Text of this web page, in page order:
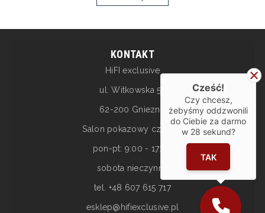
KONTAKT
HiFI exclusive
ul. Witkowska 5a
62-200 Gniezno
Salon pokazowy czynny:
pon-pt: 9:00 - 17:00
sobota nieczynne
tel. +48 607 615 717
esklep@hifiexclusive.pl
Cześć!
Czy chcesz,
żebyśmy oddzwonili
do Ciebie za darmo
w 28 sekund?
TAK